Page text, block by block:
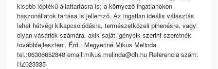
kisebb léptékű állattartásra is; a környező ingatlanokon
haszonállatok tartása is jellemző. Az ingatlan ideális választás
lehet hétvégi kikapcsolódásra, természetközeli pihenésre, vagy
olyan vásárlók számára, akik saját igényeik szerint szeretnék
továbbfejleszteni. Érd.: Megyeriné Mikus Melinda
tel.:06306652848 email:mikus.melinda@dh.hu Referencia szám:
HZ023335